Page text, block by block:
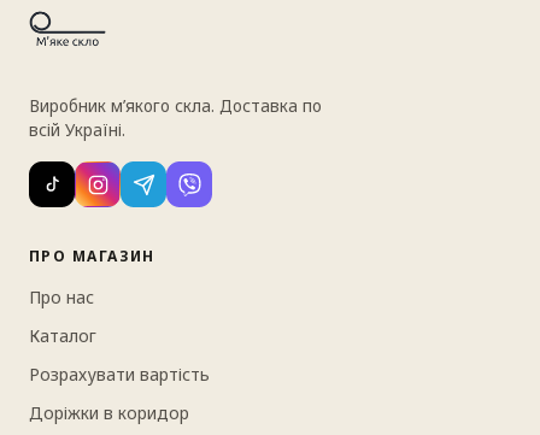
Виробник м’якого скла. Доставка по
всій Україні.
ПРО МАГАЗИН
Про нас
Каталог
Розрахувати вартість
Доріжки в коридор